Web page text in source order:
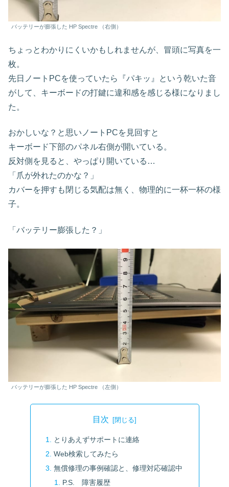
バッテリーが膨張した HP Spectre （右側）
ちょっとわかりにくいかもしれませんが、冒頭に写真を一
枚。
先日ノートPCを使っていたら『パキッ』という乾いた音
がして、キーボードの打鍵に違和感を感じる様になりまし
た。
おかしいな？と思いノートPCを見回すと
キーボード下部のパネル右側が開いている。
反対側を見ると、やっぱり開いている…
「爪が外れたのかな？」
カバーを押すも閉じる気配は無く、物理的に一杯一杯の様
子。
「バッテリー膨張した？」
バッテリーが膨張した HP Spectre （左側）
目次
とりあえずサポートに連絡
Web検索してみたら
無償修理の事例確認と、修理対応確認中
P.S. 障害履歴